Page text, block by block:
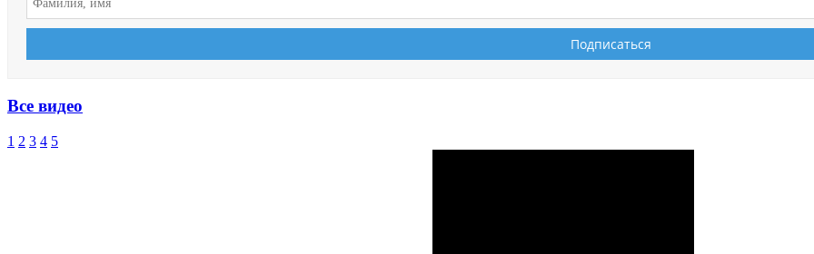
Все видео
1 2 3 4 5